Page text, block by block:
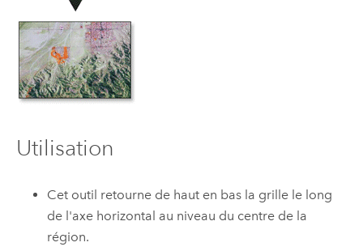
Utilisation
Cet outil retourne de haut en bas la grille le long
de l'axe horizontal au niveau du centre de la
région.